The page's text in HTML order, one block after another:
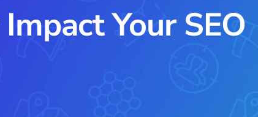
Your SEO